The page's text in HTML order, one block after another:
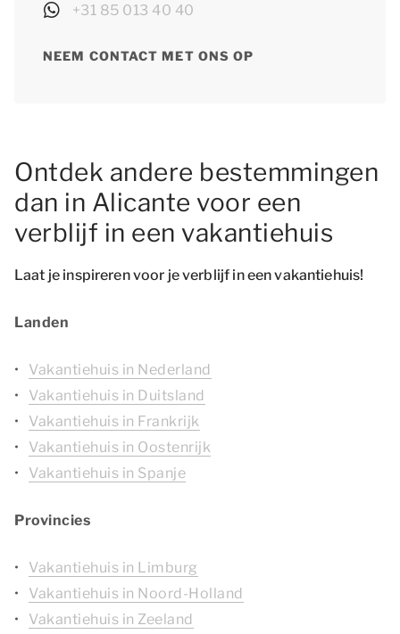
+31 85 013 40 40
NEEM CONTACT MET ONS OP
Ontdek andere bestemmingen
dan in Alicante voor een
verblijf in een vakantiehuis
Laat je inspireren voor je verblijf in een vakantiehuis!
Landen
Vakantiehuis in Nederland
Vakantiehuis in Duitsland
Vakantiehuis in Frankrijk
Vakantiehuis in Oostenrijk
Vakantiehuis in Spanje
Provincies
Vakantiehuis in Limburg
Vakantiehuis in Noord-Holland
Vakantiehuis in Zeeland